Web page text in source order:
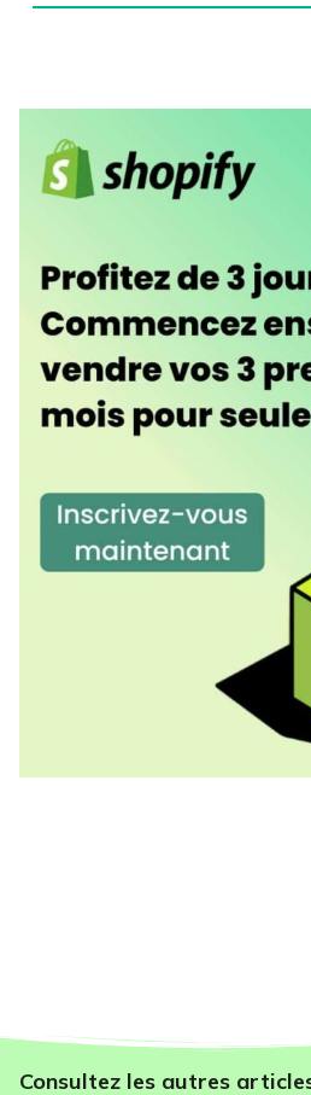
Consultez les autres